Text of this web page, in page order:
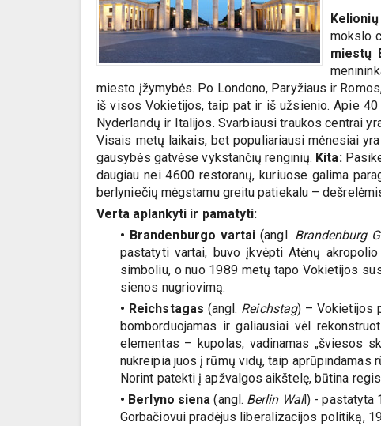
mokslo
miestų
miesto įžymybės. Po Londono, Paryžiaus ir
iš visos Vokietijos, taip pat ir iš užsienio. Apie
Nyderlandų ir Italijos. Svarbiausi traukos centrai
Visais metų laikais, bet populiariausi mėnesiai
gausybės gatvėse vykstančių renginių. Kita:
daugiau nei 4600 restoranų, kuriuose galima
berlyniečių mėgstamu greitu patiekalu –
Verta aplankyti ir pamatyti:
• Brandenburgo vartai (angl. Brandenburg
pastatyti vartai, buvo įkvėpti Atėnų
simboliu, o nuo 1989 metų tapo Vokietijos
sienos nugriovimą.
• Reichstagas (angl. Reichstag) – Vokietijos
bomborduojamas ir galiausiai vėl
elementas – kupolas, vadinamas „šviesos
nukreipia juos į rūmų vidų, taip aprūpindamas
Norint patekti į apžvalgos aikštelę, būtina
• Berlyno siena (angl. Berlin Wall) - pastatyta
Gorbačiovui pradėjus liberalizacijos politiką,